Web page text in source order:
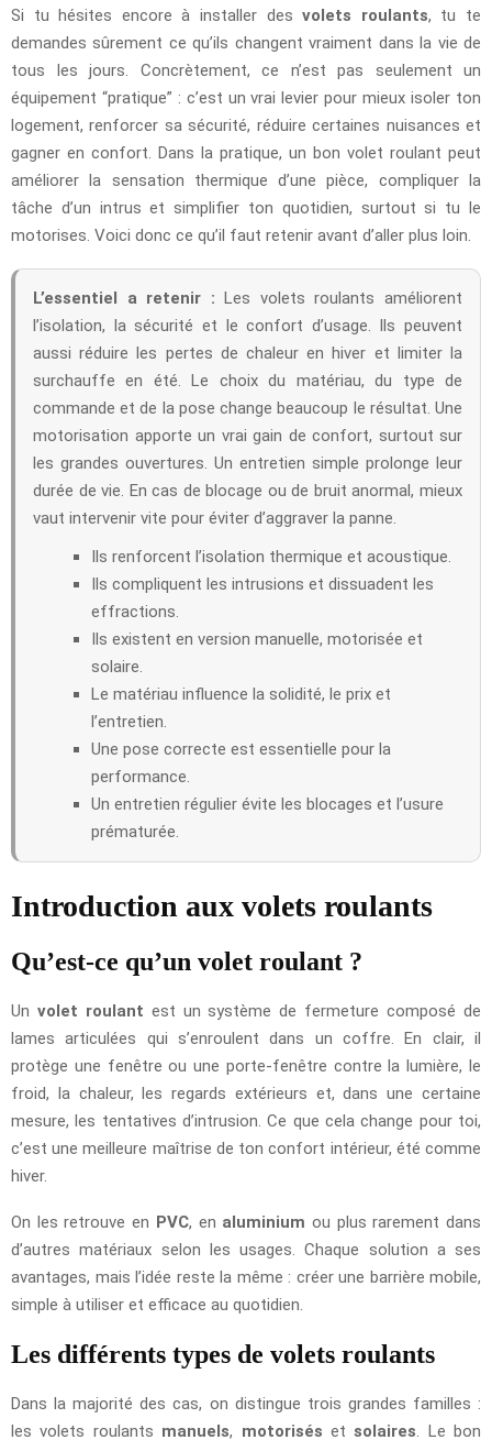
Si tu hésites encore à installer desvolets roulants, tu te
demandes sûrement ce qu’ils changent vraiment dans la vie de
tous les jours. Concrètement, ce n’est pas seulement un
équipement “pratique” : c’est un vrai levier pour mieux isoler ton
logement, renforcer sa sécurité, réduire certaines nuisances et
gagner en confort. Dans la pratique, un bon volet roulant peut
améliorer la sensation thermique d’une pièce, compliquer la
tâche d’un intrus et simplifier ton quotidien, surtout si tu le
motorises. Voici donc ce qu’il faut retenir avant d’aller plus loin.
L’essentiel a retenir : Les volets roulants améliorent
l’isolation, la sécurité et le confort d’usage. Ils peuvent
aussi réduire les pertes de chaleur en hiver et limiter la
surchauffe en été. Le choix du matériau, du type de
commande et de la pose change beaucoup le résultat. Une
motorisation apporte un vrai gain de confort, surtout sur
les grandes ouvertures. Un entretien simple prolonge leur
durée de vie. En cas de blocage ou de bruit anormal, mieux
vaut intervenir vite pour éviter d’aggraver la panne.
Ils renforcent l’isolation thermique et acoustique.
Ils compliquent les intrusions et dissuadent les
effractions.
Ils existent en version manuelle, motorisée et
solaire.
Le matériau influence la solidité, le prix et
l’entretien.
Une pose correcte est essentielle pour la
performance.
Un entretien régulier évite les blocages et l’usure
prématurée.
Introduction aux volets roulants
Qu’est-ce qu’un volet roulant ?
Un volet roulant est un système de fermeture composé de
lames articulées qui s’enroulent dans un coffre. En clair, il
protège une fenêtre ou une porte-fenêtre contre la lumière, le
froid, la chaleur, les regards extérieurs et, dans une certaine
mesure, les tentatives d’intrusion. Ce que cela change pour toi,
c’est une meilleure maîtrise de ton confort intérieur, été comme
hiver.
On les retrouve en PVC, en aluminium ou plus rarement dans
d’autres matériaux selon les usages. Chaque solution a ses
avantages, mais l’idée reste la même : créer une barrière mobile,
simple à utiliser et efficace au quotidien.
Les différents types de volets roulants
Dans la majorité des cas, on distingue trois grandes familles :
les volets roulants manuels, motorisés etsolaires. Le bon